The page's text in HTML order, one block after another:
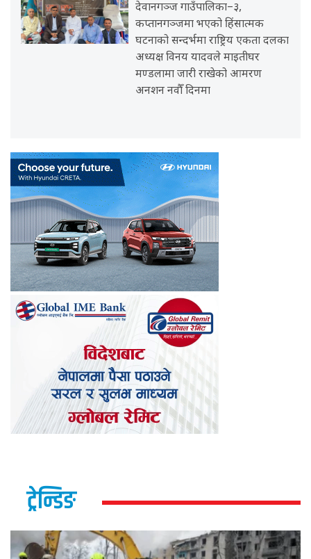
देवानगञ्ज गाउँपालिका–३,
कप्तानगञ्जमा भएको हिंसात्मक
घटनाको सन्दर्भमा राष्ट्रिय एकता दलका
अध्यक्ष विनय यादवले माइतीघर
मण्डलामा जारी राखेको आमरण
अनशन नवौँ दिनमा
ट्रेन्डिङ